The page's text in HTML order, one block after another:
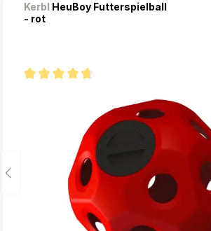
Kerbl HeuBoy Futterspielball
- rot